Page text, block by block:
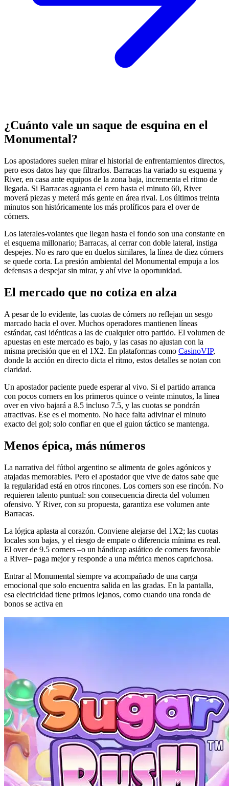
¿Cuánto vale un saque de esquina en el
Monumental?
Los apostadores suelen mirar el historial de enfrentamientos directos,
pero esos datos hay que filtrarlos. Barracas ha variado su esquema y
River, en casa ante equipos de la zona baja, incrementa el ritmo de
llegada. Si Barracas aguanta el cero hasta el minuto 60, River
moverá piezas y meterá más gente en área rival. Los últimos treinta
minutos son históricamente los más prolíficos para el over de
córners.
Los laterales-volantes que llegan hasta el fondo son una constante en
el esquema millonario; Barracas, al cerrar con doble lateral, instiga
despejes. No es raro que en duelos similares, la línea de diez córners
se quede corta. La presión ambiental del Monumental empuja a los
defensas a despejar sin mirar, y ahí vive la oportunidad.
El mercado que no cotiza en alza
A pesar de lo evidente, las cuotas de córners no reflejan un sesgo
marcado hacia el over. Muchos operadores mantienen líneas
estándar, casi idénticas a las de cualquier otro partido. El volumen de
apuestas en este mercado es bajo, y las casas no ajustan con la
misma precisión que en el 1X2. En plataformas como CasinoVIP,
donde la acción en directo dicta el ritmo, estos detalles se notan con
claridad.
Un apostador paciente puede esperar al vivo. Si el partido arranca
con pocos corners en los primeros quince o veinte minutos, la línea
over en vivo bajará a 8.5 incluso 7.5, y las cuotas se pondrán
atractivas. Ese es el momento. No hace falta adivinar el minuto
exacto del gol; solo confiar en que el guion táctico se mantenga.
Menos épica, más números
La narrativa del fútbol argentino se alimenta de goles agónicos y
atajadas memorables. Pero el apostador que vive de datos sabe que
la regularidad está en otros rincones. Los corners son ese rincón. No
requieren talento puntual: son consecuencia directa del volumen
ofensivo. Y River, con su propuesta, garantiza ese volumen ante
Barracas.
La lógica aplasta al corazón. Conviene alejarse del 1X2; las cuotas
locales son bajas, y el riesgo de empate o diferencia mínima es real.
El over de 9.5 corners –o un hándicap asiático de corners favorable
a River– paga mejor y responde a una métrica menos caprichosa.
Entrar al Monumental siempre va acompañado de una carga
emocional que solo encuentra salida en las gradas. En la pantalla,
esa electricidad tiene primos lejanos, como cuando una ronda de
bonos se activa en